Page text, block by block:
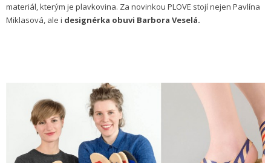
materiál, kterým je plavkovina. Za novinkou PLOVE stojí nejen Pavlína
Miklasová, ale i designérka obuvi Barbora Veselá.